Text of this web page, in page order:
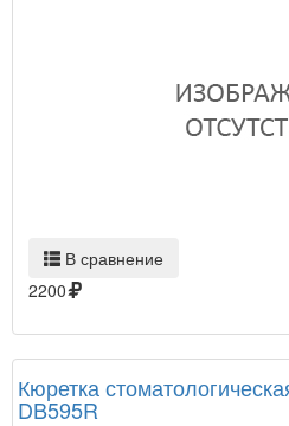
В сравнение
2200
Кюретка
DB595R